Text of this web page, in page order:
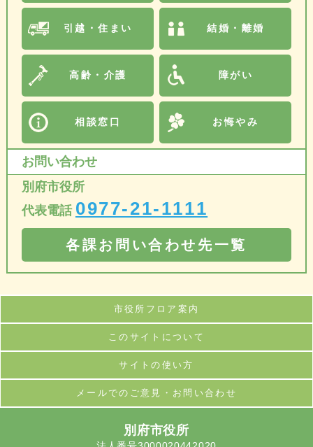
引越・住まい 結婚・離婚
高齢・介護 障がい
相談窓口 お悔やみ
お問い合わせ
別府市役所
代表電話 0977-21-1111
各課お問い合わせ先一覧
市役所フロア案内
このサイトについて
サイトの使い方
メールでのご意見・お問い合わせ
別府市役所